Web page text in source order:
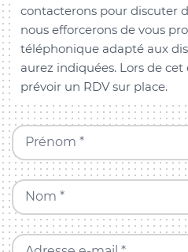
contacterons pour discuter
nous efforcerons de vous
téléphonique adapté aux
aurez indiquées. Lors de
prévoir un RDV sur place.
Prénom *
Nom *